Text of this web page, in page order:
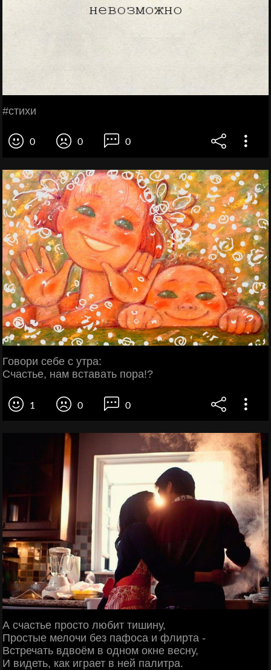
#стихи
0 0 0
Говори себе с утра:
Счастье, нам вставать пора!?
1 0 0
А счастье просто любит тишину,
Простые мелочи без пафоса и флирта -
Встречать вдвоём в одном окне весну,
И видеть, как играет в ней палитра.